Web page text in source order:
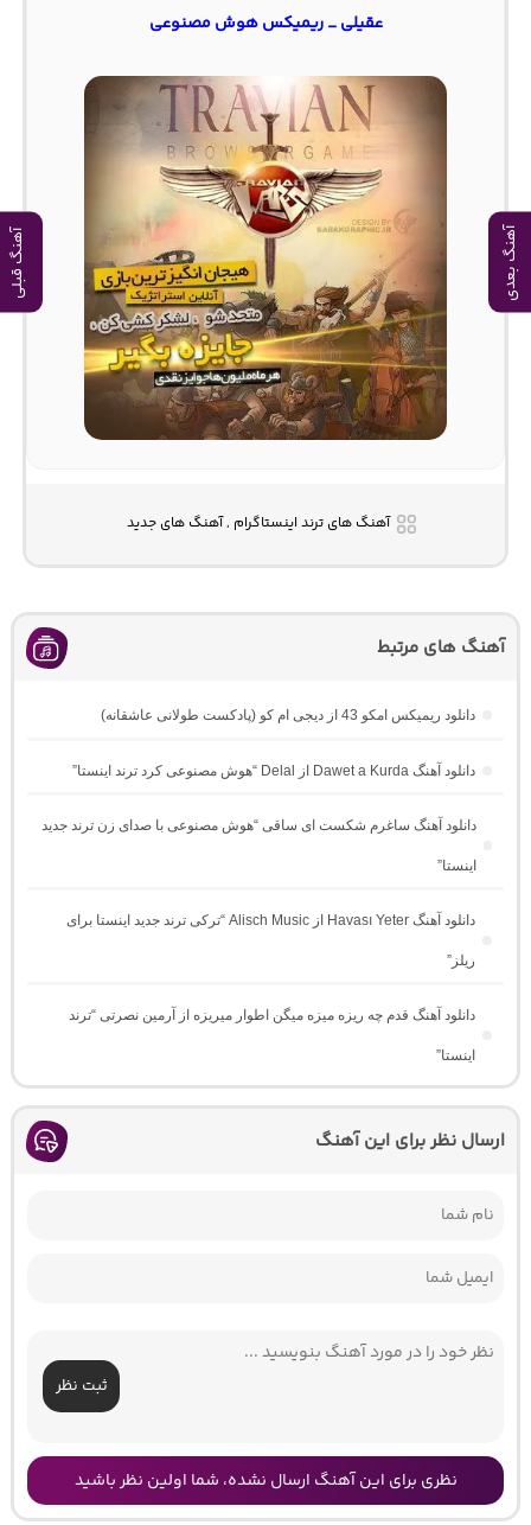
آهنگ بعدی آهنگ قبلی
عقیلی _ ریمیکس هوش مصنوعی
آهنگ های ترند اینستاگرام , آهنگ های جدید
آهنگ های مرتبط
دانلود ریمیکس امکو 43 از دیجی ام کو (پادکست طولانی عاشقانه)
دانلود آهنگ Dawet a Kurda از Delal “هوش مصنوعی کرد ترند اینستا”
دانلود آهنگ ساغرم شکست ای ساقی “هوش مصنوعی با صدای زن ترند جدید
اینستا”
دانلود آهنگ Havası Yeter از Alisch Music “ترکی ترند جدید اینستا برای
ریلز”
دانلود آهنگ ﻗﺪم ﭼﻪ رﻳﺰه ﻣﻴﺰه ﻣﻴﮕﻦ اﻃﻮار ﻣﻴﺮﻳﺰه از آرمین نصرتی “ترند
اینستا”
ارسال نظر برای این آهنگ
ثبت نظر
نظری برای این آهنگ ارسال نشده، شما اولین نظر باشید